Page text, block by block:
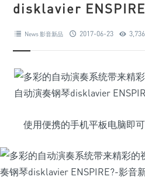
disklavier
News 影音新品 2017-06-23 3,736
使用便携的手机平板电脑即